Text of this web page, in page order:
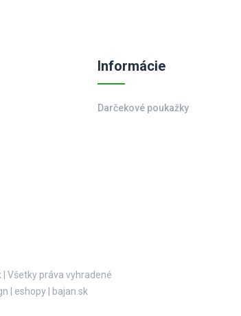
Informácie
Darčekové poukažky
Všetky práva vyhradené
eshopy bajan.sk